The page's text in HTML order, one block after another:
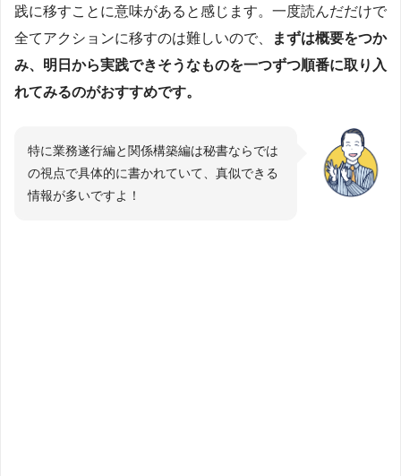
践に移すことに意味があると感じます。一度読んだだけで
全てアクションに移すのは難しいので、
まずは概要をつか
み、明日から実践できそうなものを一つずつ順番に取り入
れてみるのがおすすめです。
特に業務遂行編と関係構築編は秘書ならでは
の視点で具体的に書かれていて、真似できる
情報が多いですよ！